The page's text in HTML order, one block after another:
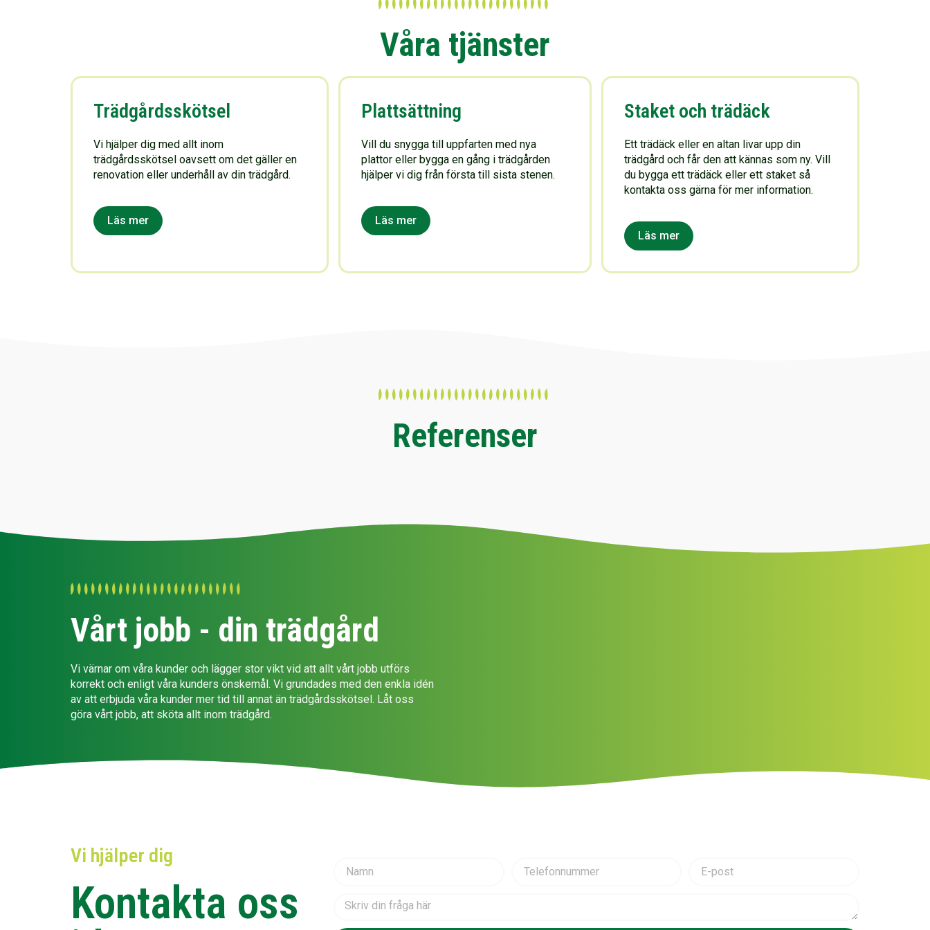
Våra tjänster
Trädgårdsskötsel
Vi hjälper dig med allt inom
trädgårdsskötsel oavsett om det gäller en
renovation eller underhåll av din trädgård.
Läs mer
Plattsättning
Vill du snygga till uppfarten med nya
plattor eller bygga en gång i trädgården
hjälper vi dig från första till sista stenen.
Läs mer
Staket och trädäck
Ett trädäck eller en altan livar upp din
trädgård och får den att kännas som ny. Vill
du bygga ett trädäck eller ett staket så
kontakta oss gärna för mer information.
Läs mer
Referenser
Vårt jobb - din trädgård
Vi värnar om våra kunder och lägger stor vikt vid att allt vårt jobb utförs
korrekt och enligt våra kunders önskemål. Vi grundades med den enkla idén
av att erbjuda våra kunder mer tid till annat än trädgårdsskötsel. Låt oss
göra vårt jobb, att sköta allt inom trädgård.
Vi hjälper dig
Kontakta oss